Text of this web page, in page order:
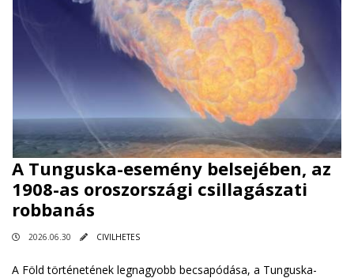
A Tunguska-esemény belsejében, az
1908-as oroszországi csillagászati ​​
robbanás
2026.06.30 CIVILHETES
A Föld történetének legnagyobb becsapódása, a Tunguska-